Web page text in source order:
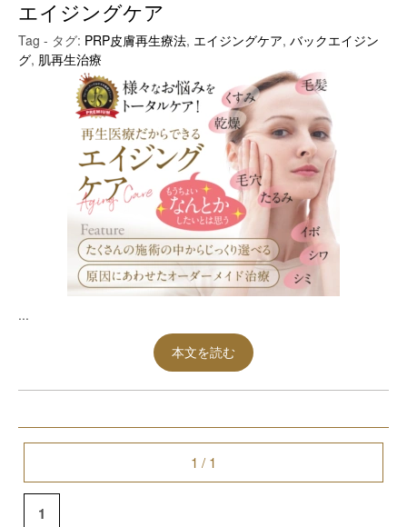
エイジングケア
Tag - タグ: PRP皮膚再生療法, エイジングケア, バックエイジン
グ, 肌再生治療
...
本文を読む
1 / 1
1